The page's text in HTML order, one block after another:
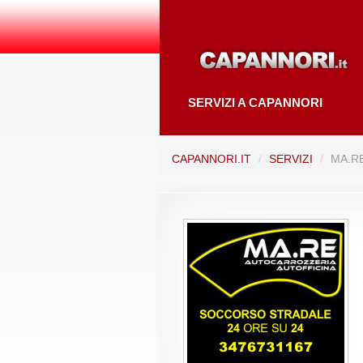
SERVIZI A CAPANNORI
CAPANNORI.IT / SERVIZI /